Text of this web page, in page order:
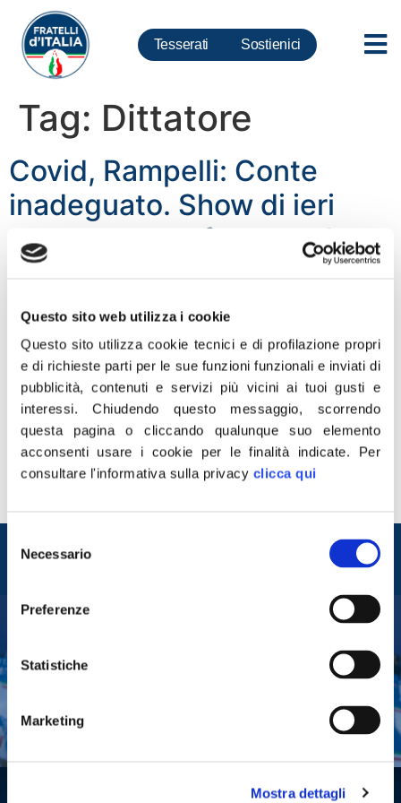
Questo sito web utilizza i cookie
Questo sito utilizza cookie tecnici e di profilazione propri
e di richieste parti per le sue funzioni funzionali e inviati di
pubblicità, contenuti e servizi più vicini ai tuoi gusti e
interessi.Chiudendo questo messaggio, scorrendo
questa pagina o cliccando qualunque suo elemento
acconsenti usare i cookie per le finalità indicate. Per
consultare l'informativa sulla privacy clicca qui
delNecessario
Preferenze
Statistiche
Marketing
Mostra dettagli
Tesserati Sostienici
Tag: Dittatore
Covid, Rampelli: Conte
inadeguato. Show di ieri
preparato per fare strada a
un tecnocrate a Palazzo
Chigi
“Con la conferenza stampa di ieri sera Giuseppe Conte
ha dimostrato di non essere adeguato al ruolo che
ricopre. Questo il giudizio oggettivo che accomuna tutti
gli osservatori intellettualmente più onesti, perfino
parlamentari grillini o di sinistra. Usare un’emergenza
sanitaria drammatica, i 20mila morti e i 150mila
contagiati, per parlare agli italiani contemporaneamente
Entra nel mondo di